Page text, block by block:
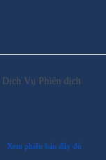
Dịch Vụ Phiên dịch
Xem phiên bản đầy đủ